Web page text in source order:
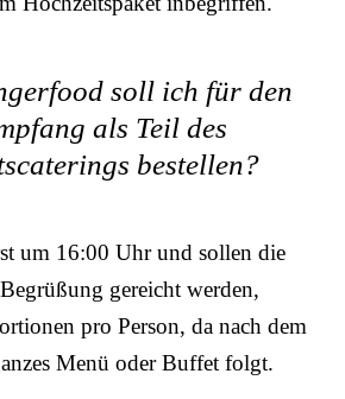
soll ich für den
als Teil des
bestellen?
um 16:00 Uhr und sollen die
gereicht werden,
pro Person, da nach dem
Menü oder Buffet folgt.